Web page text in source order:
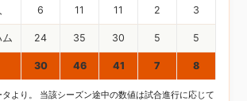
6 11 11 2 3
ム 24 35 30 5 5
30 46 41 7 8
より。 当該シーズン途中の数値は試合進行に応じて